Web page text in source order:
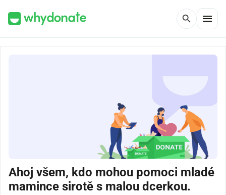
search menu
Ahoj všem, kdo mohou pomoci mladé
mamince sirotě s malou dcerkou.